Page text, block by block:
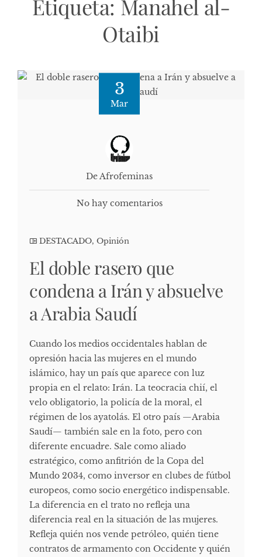
Etiqueta: Manahel al-
Otaibi
3
Mar
De Afrofeminas
No hay comentarios
DESTACADO, Opinión
El doble rasero que
condena a Irán y absuelve
a Arabia Saudí
Cuando los medios occidentales hablan de
opresión hacia las mujeres en el mundo
islámico, hay un país que aparece con luz
propia en el relato: Irán. La teocracia chií, el
velo obligatorio, la policía de la moral, el
régimen de los ayatolás. El otro país —Arabia
Saudí— también sale en la foto, pero con
diferente encuadre. Sale como aliado
estratégico, como anfitrión de la Copa del
Mundo 2034, como inversor en clubes de fútbol
europeos, como socio energético indispensable.
La diferencia en el trato no refleja una
diferencia real en la situación de las mujeres.
Refleja quién nos vende petróleo, quién tiene
contratos de armamento con Occidente y quién